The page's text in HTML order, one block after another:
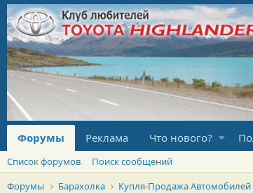
Форумы Реклама Что нового?
Список форумов
Поиск сообщений
Форумы
Барахолка Купля-Продажа Автомобилей